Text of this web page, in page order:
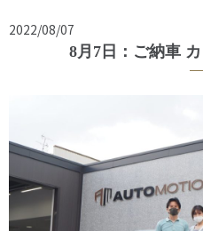
2022/08/07
8月7日：ご納車